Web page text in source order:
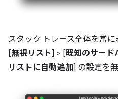
スタック トレース全体を常に
[無視リスト] > [既知のサード
リストに自動追加] の設定を